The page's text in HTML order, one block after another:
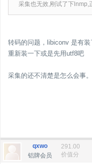
采集也无效,刚试了下lnmp,
转码的问题，libiconv 是有装
重新装一下或是先用utf8吧
采集的还不清楚是怎么会事
qxwo
铝牌会员
291.00
价值分